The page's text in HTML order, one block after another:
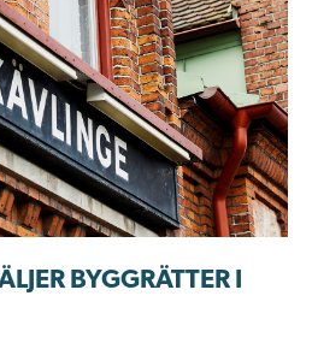
BYGGRÄTTER I